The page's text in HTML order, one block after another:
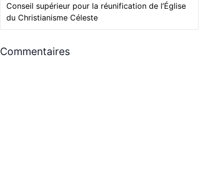
Conseil supérieur pour la réunification de l’Église
du Christianisme Céleste
Commentaires